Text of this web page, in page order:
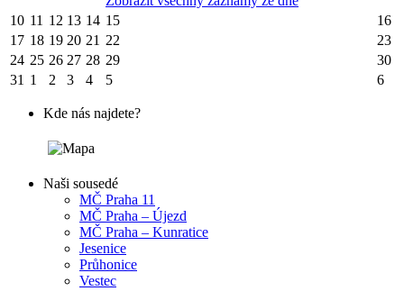
10 11 12 13 14 15
16
17 18 19 20 21 22
23
24 25 26 27 28 29
30
31 1 2 3 4 5 6
Kde nás najdete?
Naši sousedé
MČ Praha 11
MČ Praha – Újezd
MČ Praha – Kunratice
Jesenice
Průhonice
Vestec